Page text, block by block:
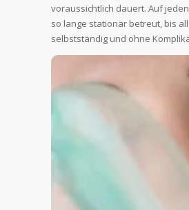
voraussichtlich dauert. Auf
so lange stationär betreut, bis
selbstständig und ohne
Zahnarzt und der
Anästhesiologie
Da Behandlungen unter
vorkommen, ziehen wir bei
erfahrene Anästhesisten
Fachärzte für